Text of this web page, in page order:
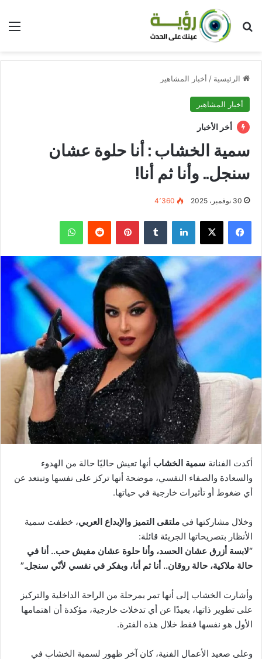
بحث عن
الرئيسية / أخبار المشاهير
أخبار المشاهير
أخر الأخبار
سمية الخشاب : أنا حلوة عشان
سنجل.. وأنا ثم أنا!
30 نوفمبر، 2025 4٬360
فيسبوك ‫X لينكدإن بينتيريست واتساب
أكدت الفنانة سمية الخشاب أنها تعيش حاليًا حالة من الهدوء
والسعادة والصفاء النفسي، موضحة أنها تركز على نفسها وتبتعد عن
أي ضغوط أو تأثيرات خارجية في حياتها.
وخلال مشاركتها في ملتقى التميز والإبداع العربي، خطفت سمية
الأنظار بتصريحاتها الجريئة قائلة:
“لابسة أزرق عشان الحسد، وأنا حلوة عشان مفيش حب.. أنا في
حالة ملاكية، حالة روقان.. أنا ثم أنا، وبفكر في نفسي لأنّي سنجل.”
وأشارت الخشاب إلى أنها تمر بمرحلة من الراحة الداخلية والتركيز
على تطوير ذاتها، بعيدًا عن أي تدخلات خارجية، مؤكدة أن اهتمامها
الأول هو نفسها فقط خلال هذه الفترة.
وعلى صعيد الأعمال الفنية، كان آخر ظهور لسمية الخشاب في